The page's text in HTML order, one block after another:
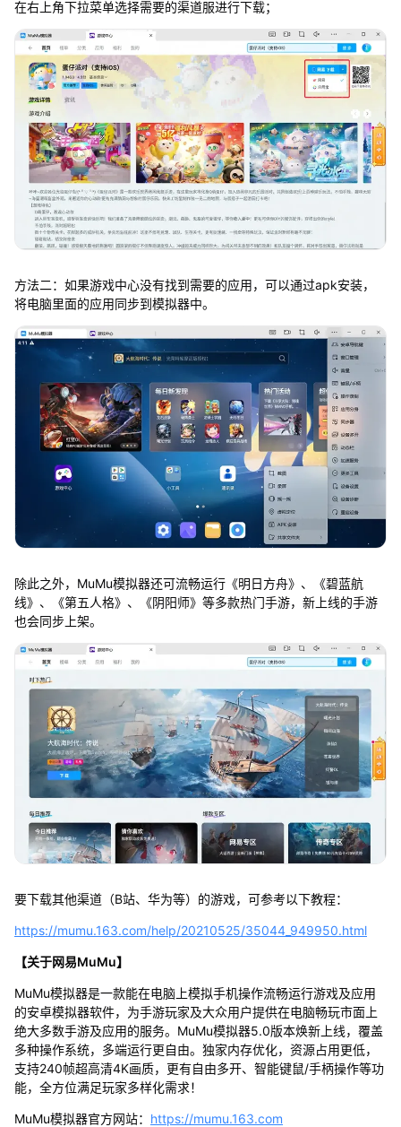
在右上角下拉菜单选择需要的渠道服进行下载；
方法二：如果游戏中心没有找到需要的应用，可以通过apk安装，
将电脑里面的应用同步到模拟器中。
除此之外，MuMu模拟器还可流畅运行《明日方舟》、《碧蓝航
线》、《第五人格》、《阴阳师》等多款热门手游，新上线的手游
也会同步上架。
要下载其他渠道（B站、华为等）的游戏，可参考以下教程：
https://mumu.163.com/help/20210525/35044_949950.html
【关于网易MuMu】
MuMu模拟器是一款能在电脑上模拟手机操作流畅运行游戏及应用
的安卓模拟器软件，为手游玩家及大众用户提供在电脑畅玩市面上
绝大多数手游及应用的服务。MuMu模拟器5.0版本焕新上线，覆盖
多种操作系统，多端运行更自由。独家内存优化，资源占用更低，
支持240帧超高清4K画质，更有自由多开、智能键鼠/手柄操作等功
能，全方位满足玩家多样化需求！
MuMu模拟器官方网站： https://mumu.163.com